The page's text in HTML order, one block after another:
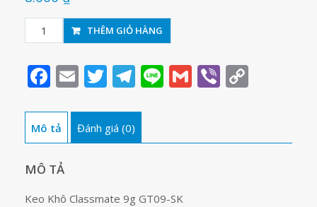
Keo
khô
9g
SK
số
THÊM GIỎ HÀNG
Facebook
EmailTwitter
Telegram
LineGmail
Viber
Mô tả Đánh giá (0)
MÔ TẢ
Keo Khô Classmate 9g GT09-SK